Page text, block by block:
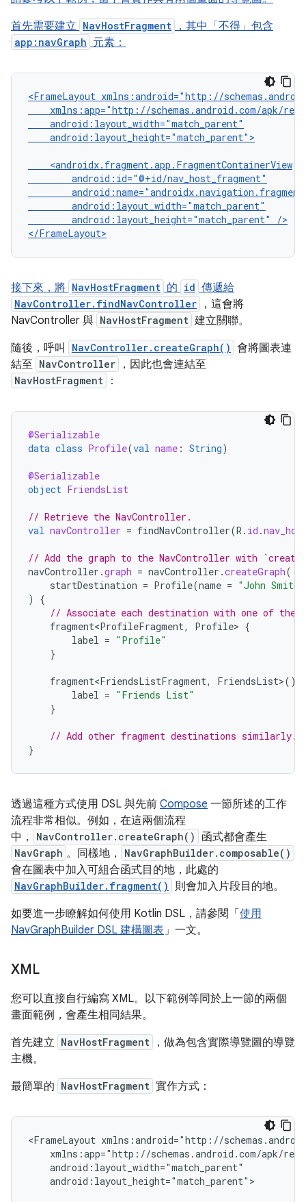
首先需要建立 NavHostFragment ，其中「不得」 包含
app:navGraph 元素：
<FrameLayout
android:layout_height="match_parent">
android:layout_height="match_parent"
/>
接下來，將 NavHostFragment 的 id 傳遞給
NavController.findNavController
，這會將
NavController 與 NavHostFragment 建立關聯。
隨後，呼叫
NavController.createGraph() 會將圖表連
結至 NavController ，因此也會連結至
NavHostFragment ：
@Serializable
data class Profile(val name : String)
@Serializable
object FriendsList
// Retrieve the NavController.
val navController = findNavController(R . id .
// Add the graph to the NavController with
navController .graph = navController .createGraph(
startDestination = Profile(name = "John Smith"
)
{
// Associate each destination with one of the
fragment<ProfileFragment, Profile> {
label = "Profile"
}
fragment<FriendsListFragment, FriendsList>()
label = "Friends List"
}
// Add other fragment destinations similarly.
}
透過這種方式使用 DSL 與先前 Compose 一節所述的工作
流程非常相似。例如，在這兩個流程
中，
NavController.createGraph() 函式都會產生
NavGraph 。同樣地， NavGraphBuilder.composable()
會在圖表中加入可組合函式目的地，此處的
NavGraphBuilder.fragment()
則會加入片段目的地。
如要進一步瞭解如何使用 Kotlin DSL，請參閱「 使用
NavGraphBuilder DSL 建構圖表」一文。
XML
您可以直接自行編寫 XML。以下範例等同於上一節的兩個
畫面範例，會產生相同結果。
首先建立 NavHostFragment
，做為包含實際導覽圖的導覽
主機。
最簡單的 NavHostFragment 實作方式：
<FrameLayout
android:layout_height="match_parent">